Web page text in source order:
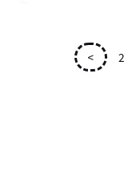
< 2